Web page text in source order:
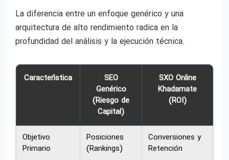
La diferencia entre un enfoque genérico y una
arquitectura de alto rendimiento radica en la
profundidad del análisis y la ejecución técnica.
Característica
SEO
Genérico
(Riesgo de
Capital)
SXO Online
Khadamate
(ROI)
Objetivo
Primario
Posiciones
(Rankings)
Conversiones y
Retención